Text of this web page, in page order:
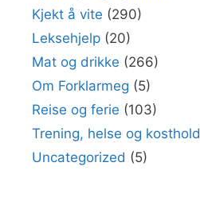
Kjekt å vite (290)
Leksehjelp (20)
Mat og drikke (266)
Om Forklarmeg (5)
Reise og ferie (103)
Trening, helse og kosthold
Uncategorized (5)